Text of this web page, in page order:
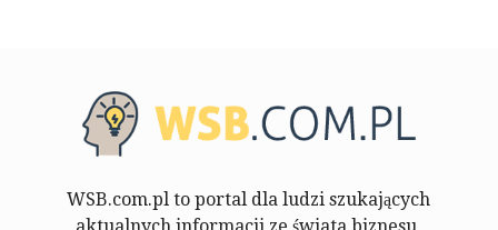
WSB.com.pl to portal dla ludzi szukających